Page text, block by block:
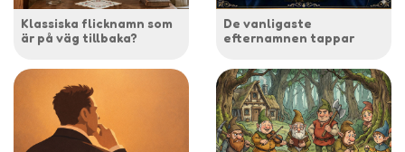
Klassiska flicknamn som
är på väg tillbaka?
De vanligaste
efternamnen tappar